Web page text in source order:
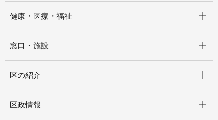
健康・医療・福祉
窓口・施設
区の紹介
区政情報